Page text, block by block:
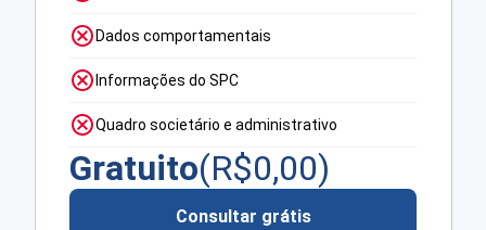
Dados comportamentais
Informações do SPC
Quadro societário e administrativo
Gratuito(R$0,00)
Consultar grátis